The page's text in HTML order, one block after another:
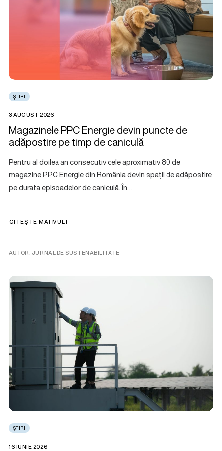
ȘTIRI
3 AUGUST 2026
Magazinele PPC Energie devin puncte de
adăpostire pe timp de caniculă
Pentru al doilea an consecutiv cele aproximativ 80 de
magazine PPC Energie din România devin spații de adăpostire
pe durata episoadelor de caniculă. În…
CITEȘTE MAI MULT
AUTOR. JURNAL DE SUSTENABILITATE
ȘTIRI
16 IUNIE 2026